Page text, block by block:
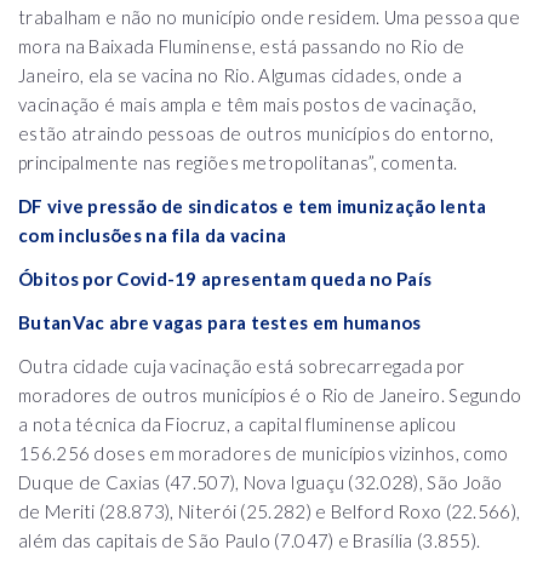
trabalham e não no município onde residem. Uma pessoa que
mora na Baixada Fluminense, está passando no Rio de
Janeiro, ela se vacina no Rio. Algumas cidades, onde a
vacinação é mais ampla e têm mais postos de vacinação,
estão atraindo pessoas de outros municípios do entorno,
principalmente nas regiões metropolitanas”, comenta.
DF vive pressão de sindicatos e tem imunização lenta
com inclusões na fila da vacina
Óbitos por Covid-19 apresentam queda no País
ButanVac abre vagas para testes em humanos
Outra cidade cuja vacinação está sobrecarregada por
moradores de outros municípios é o Rio de Janeiro. Segundo
a nota técnica da Fiocruz, a capital fluminense aplicou
156.256 doses em moradores de municípios vizinhos, como
Duque de Caxias (47.507), Nova Iguaçu (32.028), São João
de Meriti (28.873), Niterói (25.282) e Belford Roxo (22.566),
além das capitais de São Paulo (7.047) e Brasília (3.855).